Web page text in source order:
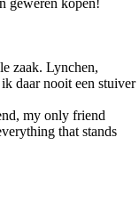
geweren kopen!
zaak. Lynchen,
daar nooit een stuiver
my only friend
that stands